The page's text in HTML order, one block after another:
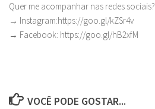
Quer me acompanhar nas redes sociais?
→ Instagram:https://goo.gl/kZSr4v
→ Facebook: https://goo.gl/hB2xfM
VOCÊ PODE GOSTAR...